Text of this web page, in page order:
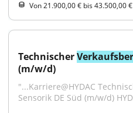
Von 21.900,00 € bis 43.500,00 €
Technischer
(m/w/d)
"...Karriere@HYDAC
Sensorik DE Süd (m/w/d)